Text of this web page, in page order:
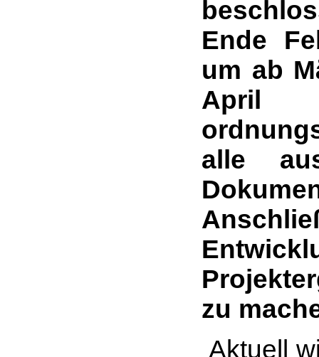
Ende
um ab
April
alle
zu
Aktuell